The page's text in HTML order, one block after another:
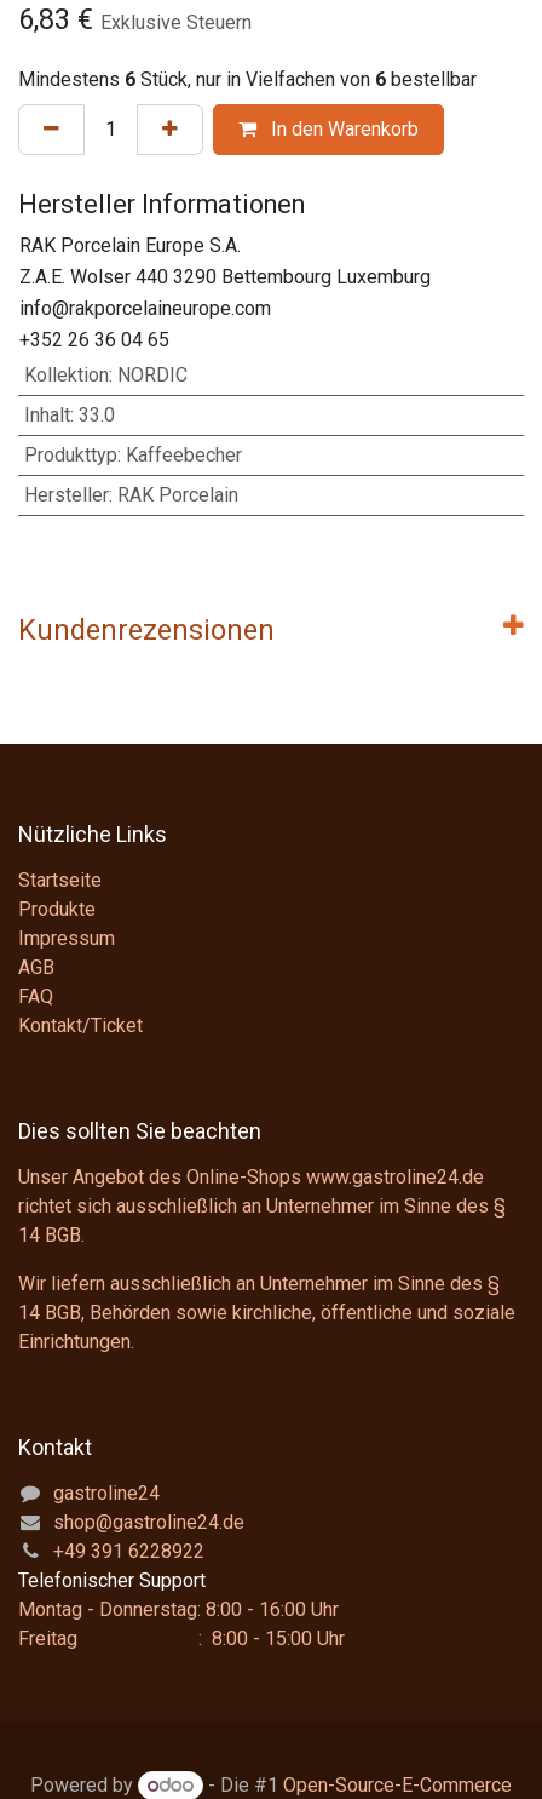
6,83 € Exklusive Steuern
Mindestens 6 Stück, nur in Vielfachen von 6 bestellbar
In den Warenkorb
Hersteller Informationen
RAK Porcelain Europe S.A.
Z.A.E. Wolser 440 3290 Bettembourg Luxemburg
info@rakporcelaineurope.com
+352 26 36 04 65
Kollektion: NORDIC
Inhalt: 33.0
Produkttyp: Kaffeebecher
Hersteller: RAK Porcelain
Kundenrezensionen
Nützliche Links
Startseite
Produkte
Impressum
AGB
FAQ
Kontakt/Ticket
Dies sollten Sie beachten
Unser Angebot des Online-Shops www.gastroline24.de
richtet sich ausschließlich an Unternehmer im Sinne des §
14 BGB.
Wir liefern ausschließlich an Unternehmer im Sinne des §
14 BGB, Behörden sowie kirchliche, öffentliche und soziale
Einrichtungen.
Kontakt
gastroline24
shop@gastroline24.de
+49 391 6228922
Telefonischer Support
Montag - Donnerstag: 8:00 - 16:00 Uhr
Freitag : 8:00 - 15:00 Uhr
Powered by - Die #1Open-Source-E-Commerce